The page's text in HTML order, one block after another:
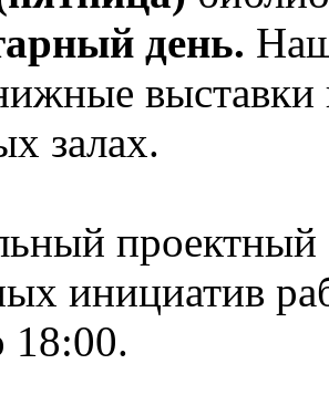
день.
выставки
залах.
инициатив
18:00.